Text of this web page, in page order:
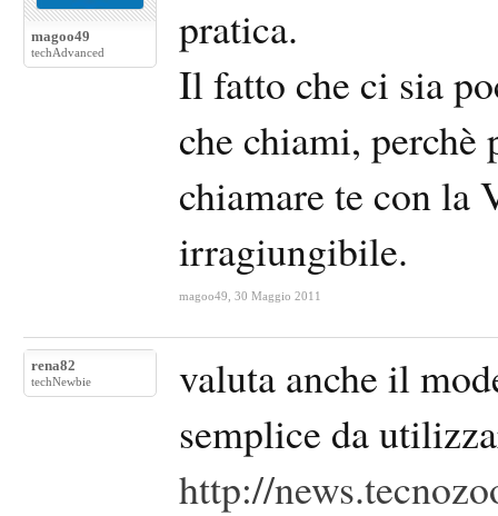
magoo49
techAdvanced
pratica.
Il fatto che ci sia
che chiami, perchè
chiamare te con la
irragiungibile.
magoo49 30 Maggio 2011
rena82
techNewbie
valuta anche il
semplice da
http://